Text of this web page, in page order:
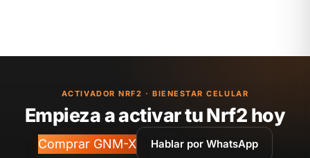
ACTIVADOR NRF2 · BIENESTAR CELULAR
Empieza a activar tu Nrf2 hoy
Comprar GNM-X Hablar por WhatsApp